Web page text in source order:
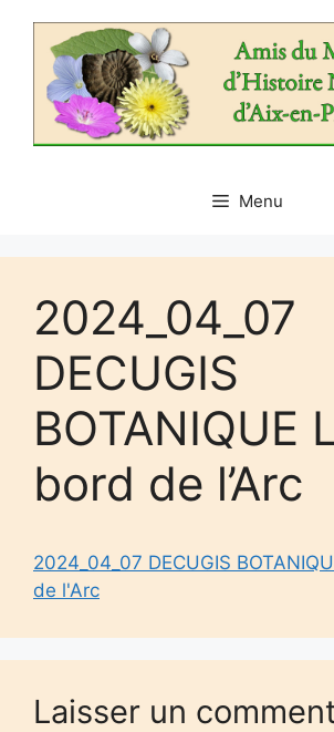
contenu
Menu
2024_04_07
DECUGIS
BOTANIQUE
bord de l’Arc
2024_04_07 DECUGIS
de l'Arc
Laisser un